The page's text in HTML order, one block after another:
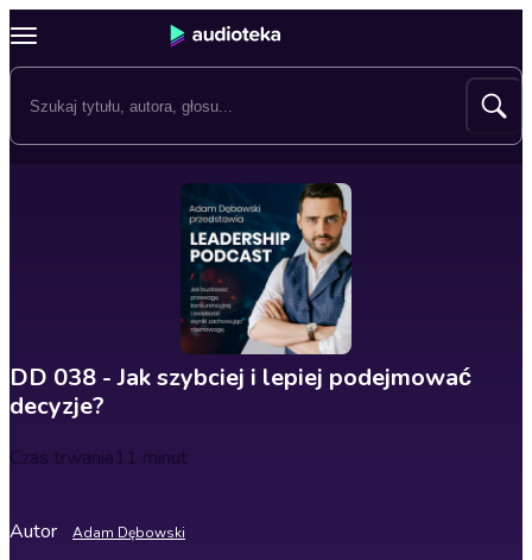
DD 038 - Jak szybciej i lepiej podejmować
decyzje?
Czas trwania11 minut
Autor Adam Dębowski